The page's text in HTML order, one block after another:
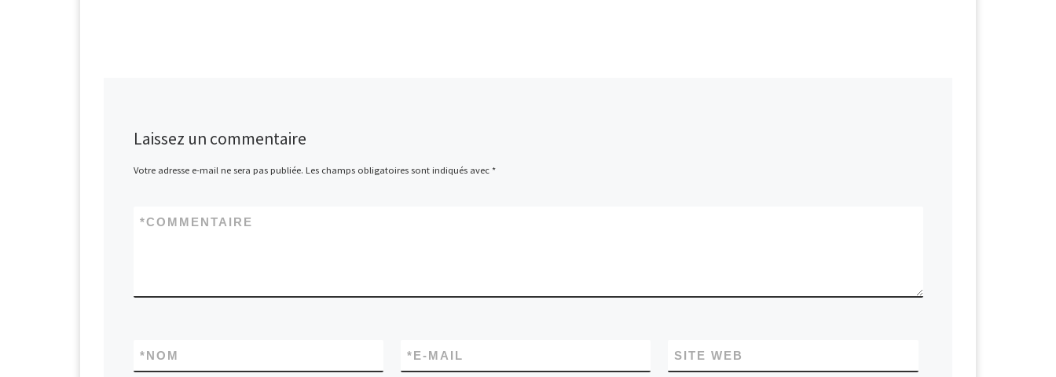
Laissez un commentaire
Votre adresse e-mail ne sera pas publiée. Les champs obligatoires sont indiqués avec *
COMMENTAIRE
*
NOM
* E-MAIL
* SITE WEB